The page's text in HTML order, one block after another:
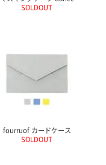
SOLDOUT
fourruof カードケース
SOLDOUT